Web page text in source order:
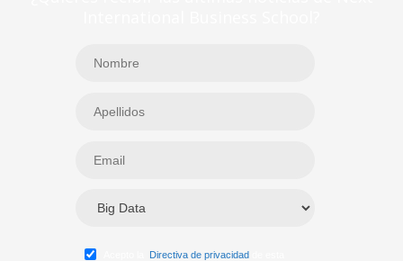
Directiva de privacidad